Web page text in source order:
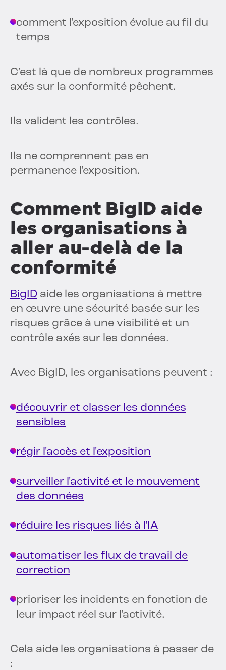
comment l'exposition évolue au fil du
temps
C’est là que de nombreux programmes
axés sur la conformité pêchent.
Ils valident les contrôles.
Ils ne comprennent pas en
permanence l'exposition.
Comment BigID aide
les organisations à
aller au-delà de la
conformité
BigID aide les organisations à mettre
en œuvre une sécurité basée sur les
risques grâce à une visibilité et un
contrôle axés sur les données.
Avec BigID, les organisations peuvent :
découvrir et classer les données
sensibles
régir l'accès et l'exposition
surveiller l'activité et le mouvement
des données
réduire les risques liés à l'IA
automatiser les flux de travail de
correction
prioriser les incidents en fonction de
leur impact réel sur l'activité.
Cela aide les organisations à passer de
: